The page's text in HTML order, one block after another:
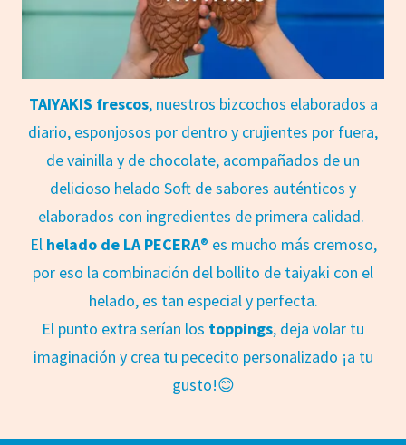
TAIYAKIS frescos, nuestros bizcochos elaborados a
diario, esponjosos por dentro y crujientes por fuera,
de vainilla y de chocolate, acompañados de un
delicioso helado Soft de sabores auténticos y
elaborados con ingredientes de primera calidad.
El helado de LA PECERA® es mucho más cremoso,
por eso la combinación del bollito de taiyaki con el
helado, es tan especial y perfecta.
El punto extra serían los toppings, deja volar tu
imaginación y crea tu pececito personalizado ¡a tu
gusto!😊